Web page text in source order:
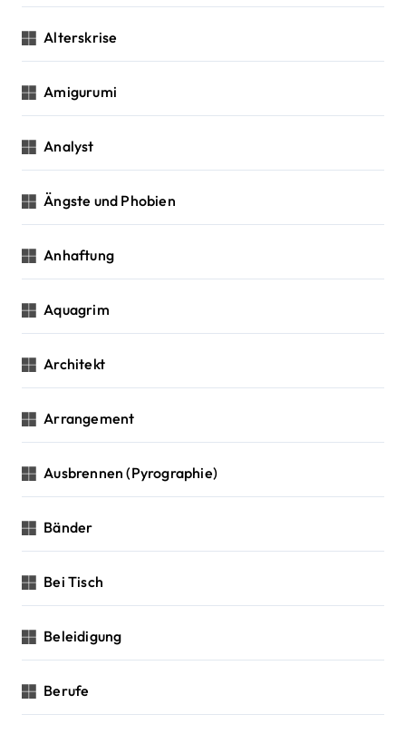
Alterskrise
Amigurumi
Analyst
Ängste und Phobien
Anhaftung
Aquagrim
Architekt
Arrangement
Ausbrennen (Pyrographie)
Bänder
Bei Tisch
Beleidigung
Berufe